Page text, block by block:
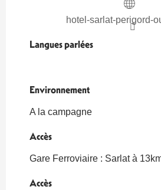
hotel-sarlat-perigord-
Langues parlées
Langues parlées
Environnement
Environnement
A la campagne
Accès
Accès
Gare Ferroviaire : Sarlat à
Accès
Accès